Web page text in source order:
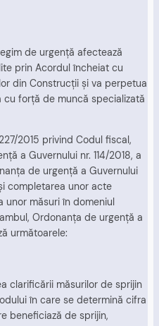
de urgenţă afectează
prin Acordul încheiat cu
din Construcţii şi va perpetua
forţă de muncă specializată
2015 privind Codul fiscal,
a Guvernului nr. 114/2018, a
de urgenţă a Guvernului
completarea unor acte
unor măsuri în domeniul
Ordonanţa de urgenţă a
următoarele:
clarificării măsurilor de sprijin
în care se determină cifra
beneficiază de sprijin,